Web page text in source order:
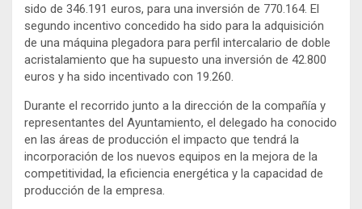
sido de 346.191 euros, para una inversión de 770.164. El
segundo incentivo concedido ha sido para la adquisición
de una máquina plegadora para perfil intercalario de doble
acristalamiento que ha supuesto una inversión de 42.800
euros y ha sido incentivado con 19.260.
Durante el recorrido junto a la dirección de la compañía y
representantes del Ayuntamiento, el delegado ha conocido
en las áreas de producción el impacto que tendrá la
incorporación de los nuevos equipos en la mejora de la
competitividad, la eficiencia energética y la capacidad de
producción de la empresa.